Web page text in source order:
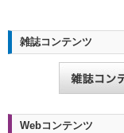
雑誌コンテンツ
Webコンテンツ